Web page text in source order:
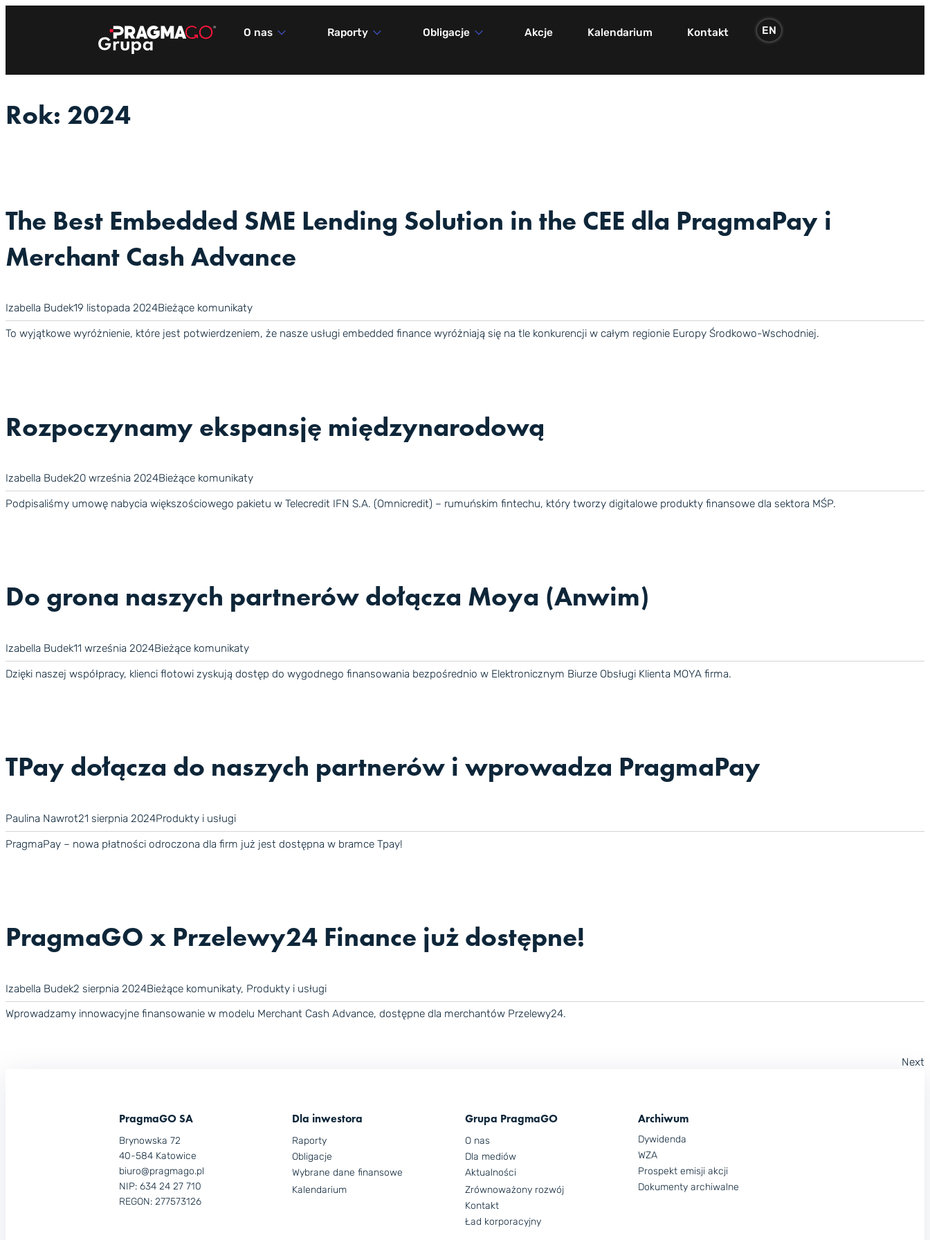
O nas Raporty Obligacje Akcje Kalendarium Kontakt EN
Rok: 2024
The Best Embedded SME Lending Solution in the CEE dla PragmaPay i
Merchant Cash Advance
Izabella Budek19 listopada 2024Bieżące komunikaty
To wyjątkowe wyróżnienie, które jest potwierdzeniem, że nasze usługi embedded finance wyróżniają się na tle konkurencji w całym regionie Europy Środkowo-Wschodniej.
Rozpoczynamy ekspansję międzynarodową
Izabella Budek20 września 2024Bieżące komunikaty
Podpisaliśmy umowę nabycia większościowego pakietu w Telecredit IFN S.A. (Omnicredit) – rumuńskim fintechu, który tworzy digitalowe produkty finansowe dla sektora MŚP.
Do grona naszych partnerów dołącza Moya (Anwim)
Izabella Budek11 września 2024Bieżące komunikaty
Dzięki naszej współpracy, klienci flotowi zyskują dostęp do wygodnego finansowania bezpośrednio w Elektronicznym Biurze Obsługi Klienta MOYA firma.
TPay dołącza do naszych partnerów i wprowadza PragmaPay
Paulina Nawrot21 sierpnia 2024Produkty i usługi
PragmaPay – nowa płatności odroczona dla firm już jest dostępna w bramce Tpay!
PragmaGO x Przelewy24 Finance już dostępne!
Izabella Budek2 sierpnia 2024Bieżące komunikaty, Produkty i usługi
Wprowadzamy innowacyjne finansowanie w modelu Merchant Cash Advance, dostępne dla merchantów Przelewy24.
Next
PragmaGO SA
Brynowska 72
40-584 Katowice
biuro@pragmago.pl
NIP: 634 24 27 710
REGON: 277573126
Dla inwestora
Raporty
Obligacje
Wybrane dane finansowe
Kalendarium
Grupa PragmaGO
O nas
Dla mediów
Aktualności
Zrównoważony rozwój
Kontakt
Ład korporacyjny
Archiwum
Dywidenda
WZA
Prospekt emisji akcji
Dokumenty archiwalne